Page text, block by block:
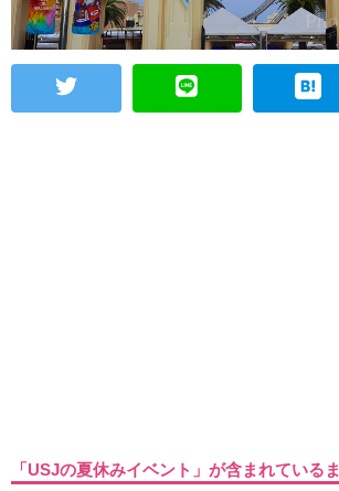
「USJの夏休みイベント」が含まれている